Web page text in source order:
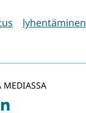
lyhentäminen
MEDIASSA